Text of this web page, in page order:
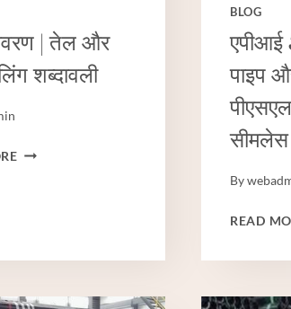
| तेल और
शब्दावली
सतह
शब्दावली
BLOG
पाइप
सीमलेस
By
READ